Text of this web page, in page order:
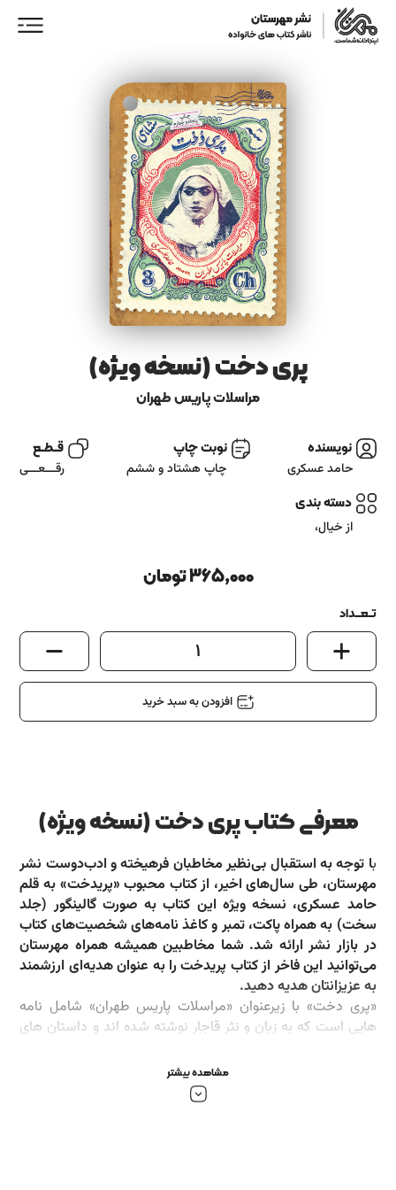
ورود/ عضویت
فروشگاه
نمایندگان فروش
همکاری با ما
آشنایی باما
تماس باما
پری دخت (نسخه ویژه)
مراسلات پاریس طهران
نویسنده
حامد عسکری
نوبت چاپ
چاپ هشتاد و ششم
قــطــع
رقـــعـــی
دسته بندی
از خیال،
365,000تومان
تــعـــداد
1
افزودن به سبد خرید
معرفی کتاب پری دخت (نسخه ویژه)
با توجه به استقبال بی‌نظیر مخاطبان فرهیخته و ادب‌دوست نشر
مهرستان، طی سال‌های اخیر، از کتاب محبوب «پریدخت» به قلم
حامد عسکری، نسخه ویژه این کتاب به صورت گالینگور (جلد
سخت) به همراه پاکت، تمبر و کاغذ نامه‌های شخصیت‌های کتاب
در بازار نشر ارائه شد. شما مخاطبین همیشه همراه مهرستان
می‌توانید این فاخر از کتاب پریدخت را به عنوان هدیه‌ای ارزشمند
به عزیزانتان هدیه دهید.
«پری دخت» با زیرعنوان «مراسلات پاریس طهران» شامل نامه
هایی است که به زبان و نثر قاجار نوشته شده اند و داستان های
سیدمحمود که در فرانسه درس طبابت می خواند و پریدخت که در
روایت می شود که قطعاً برای خوانندگان جالب خواهد بود. بخشی
مشاهده بیشتر